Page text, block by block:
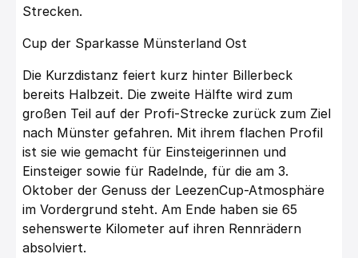
Strecken.
Cup der Sparkasse Münsterland Ost
Die Kurzdistanz feiert kurz hinter Billerbeck
bereits Halbzeit. Die zweite Hälfte wird zum
großen Teil auf der Profi-Strecke zurück zum Ziel
nach Münster gefahren. Mit ihrem flachen Profil
ist sie wie gemacht für Einsteigerinnen und
Einsteiger sowie für Radelnde, für die am 3.
Oktober der Genuss der LeezenCup-Atmosphäre
im Vordergrund steht. Am Ende haben sie 65
sehenswerte Kilometer auf ihren Rennrädern
absolviert.